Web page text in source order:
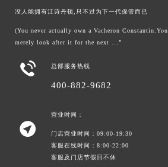
没人能拥有江诗丹顿,只不过为下一代保管而已
(You never actually own a Vacheron Constantin.You
merely look after it for the next ...”
 总部服务热线
400-882-9682

营业时间：
门店营业时间：09:00-19:30
客服在线时间：8:00-22:00
客服及门店节假日不休